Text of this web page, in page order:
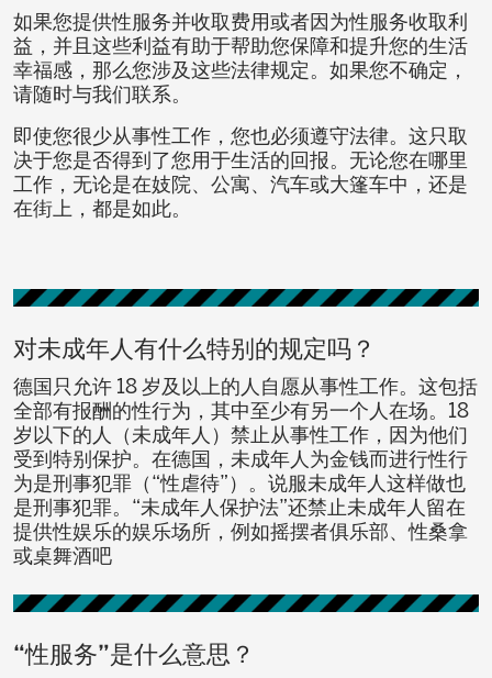
如果您提供性服务并收取费用或者因为性服务收取利
益，并且这些利益有助于帮助您保障和提升您的生活
幸福感，那么您涉及这些法律规定。如果您不确定，
请随时与我们联系。
即使您很少从事性工作，您也必须遵守法律。这只取
决于您是否得到了您用于生活的回报。无论您在哪里
工作，无论是在妓院、公寓、汽车或大篷车中，还是
在街上，都是如此。
对未成年人有什么特别的规定吗？
德国只允许 18 岁及以上的人自愿从事性工作。这包括
全部有报酬的性行为，其中至少有另一个人在场。18
岁以下的人（未成年人）禁止从事性工作，因为他们
受到特别保护。在德国，未成年人为金钱而进行性行
为是刑事犯罪（“性虐待”）。说服未成年人这样做也
是刑事犯罪。“未成年人保护法”还禁止未成年人留在
提供性娱乐的娱乐场所，例如摇摆者俱乐部、性桑拿
或桌舞酒吧
“性服务”是什么意思？